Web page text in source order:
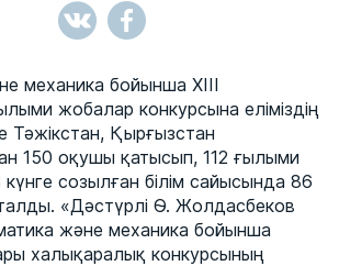
механика бойынша ХІІІ
жобалар конкурсына еліміздің
Тәжікстан, Қырғызстан
150 оқушы қатысып, 112 ғылыми
созылған білім сайысында 86
«Дәстүрлі Ө. Жолдасбеков
және механика бойынша
халықаралық конкурсының